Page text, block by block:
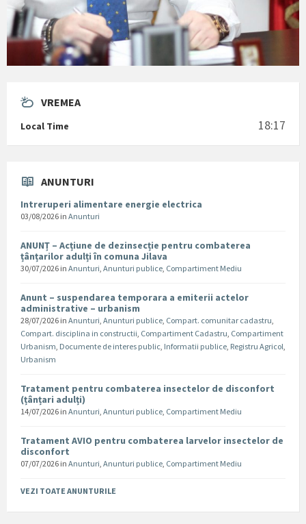
VREMEA
Local Time 18:17
ANUNTURI
Intreruperi alimentare energie electrica
03/08/2026 in Anunturi
ANUNȚ – Acțiune de dezinsecție pentru combaterea
țânțarilor adulți în comuna Jilava
30/07/2026 in Anunturi, Anunturi publice, Compartiment Mediu
Anunt – suspendarea temporara a emiterii actelor
administrative – urbanism
28/07/2026 in Anunturi, Anunturi publice, Compart. comunitar cadastru,
Compart. disciplina in constructii, Compartiment Cadastru, Compartiment
Urbanism, Documente de interes public, Informatii publice, Registru Agricol,
Urbanism
Tratament pentru combaterea insectelor de disconfort
(țânțari adulți)
14/07/2026 in Anunturi, Anunturi publice, Compartiment Mediu
Tratament AVIO pentru combaterea larvelor insectelor de
disconfort
07/07/2026 in Anunturi, Anunturi publice, Compartiment Mediu
VEZI TOATE ANUNTURILE